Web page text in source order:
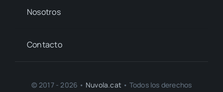
Nosotros
Contacto
© 2017 - 2026 • Nuvola.cat • Todos los derechos